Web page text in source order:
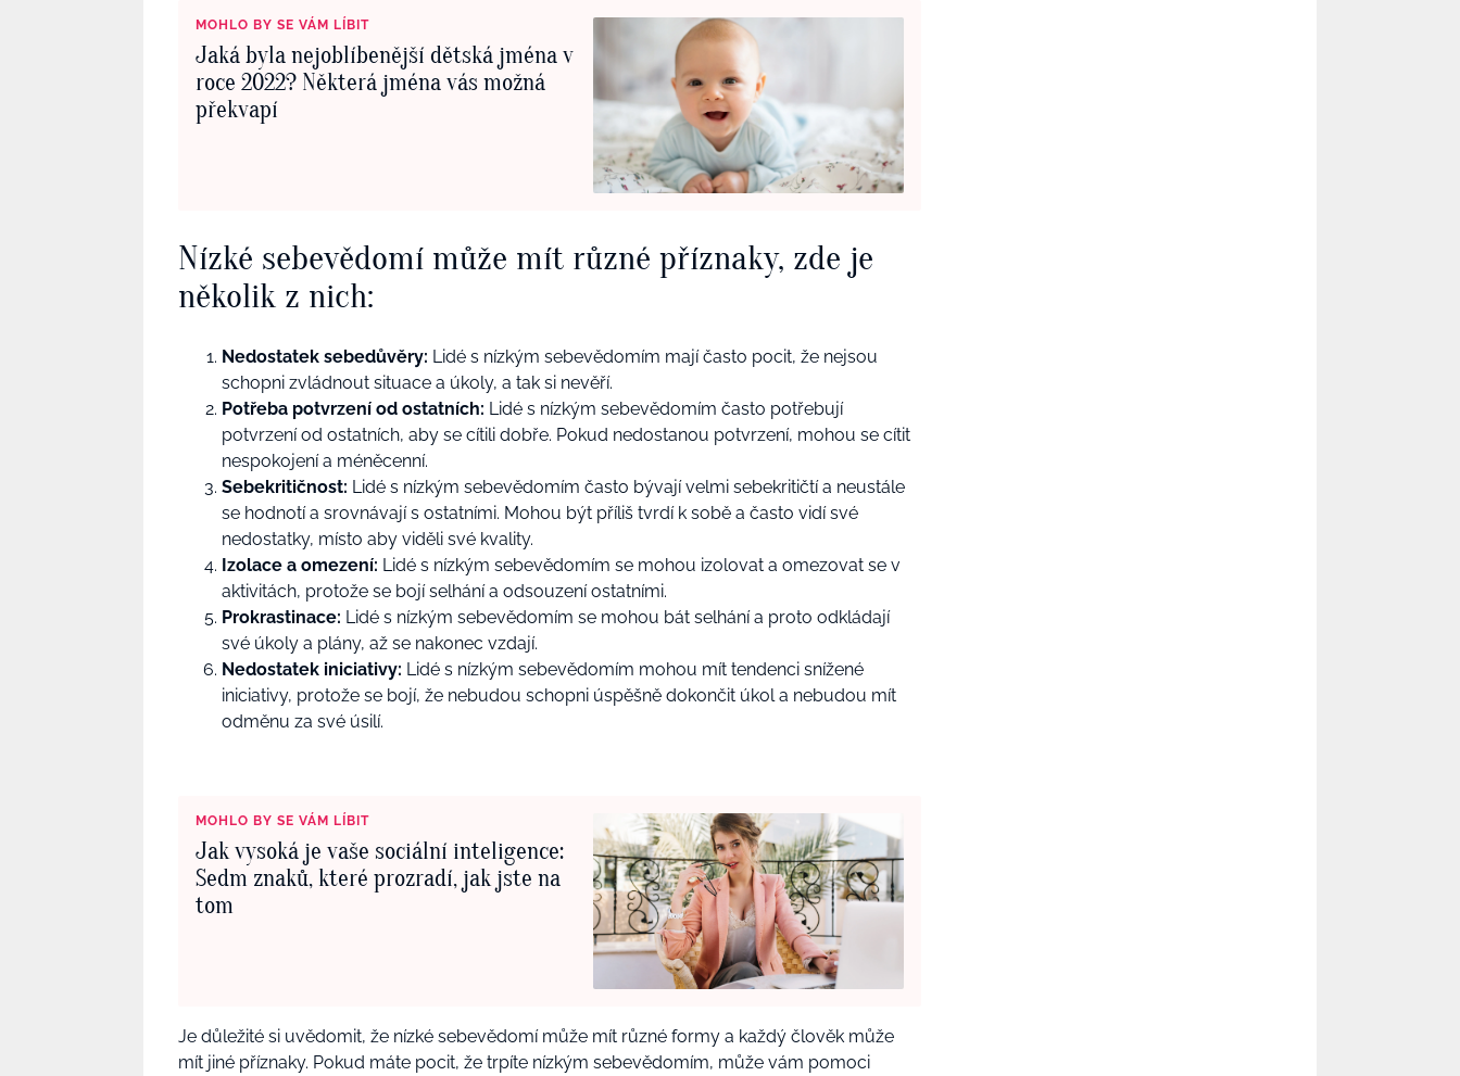
MOHLO BY SE VÁM LÍBIT
Jaká byla nejoblíbenější dětská jména v
roce 2022? Některá jména vás možná
překvapí
Nízké sebevědomí může mít různé příznaky, zde je
několik z nich:
Nedostatek sebedůvěry: Lidé s nízkým sebevědomím mají často pocit, že nejsou
schopni zvládnout situace a úkoly, a tak si nevěří.
Potřeba potvrzení od ostatních: Lidé s nízkým sebevědomím často potřebují
potvrzení od ostatních, aby se cítili dobře. Pokud nedostanou potvrzení, mohou se cítit
nespokojení a méněcenní.
Sebekritičnost: Lidé s nízkým sebevědomím často bývají velmi sebekritičtí a neustále
se hodnotí a srovnávají s ostatními. Mohou být příliš tvrdí k sobě a často vidí své
nedostatky, místo aby viděli své kvality.
Izolace a omezení: Lidé s nízkým sebevědomím se mohou izolovat a omezovat se v
aktivitách, protože se bojí selhání a odsouzení ostatními.
Prokrastinace: Lidé s nízkým sebevědomím se mohou bát selhání a proto odkládají
své úkoly a plány, až se nakonec vzdají.
Nedostatek iniciativy: Lidé s nízkým sebevědomím mohou mít tendenci snížené
iniciativy, protože se bojí, že nebudou schopni úspěšně dokončit úkol a nebudou mít
odměnu za své úsilí.
MOHLO BY SE VÁM LÍBIT
Jak vysoká je vaše sociální inteligence:
Sedm znaků, které prozradí, jak jste na
tom
Je důležité si uvědomit, že nízké sebevědomí může mít různé formy a každý člověk může
mít jiné příznaky. Pokud máte pocit, že trpíte nízkým sebevědomím, může vám pomoci